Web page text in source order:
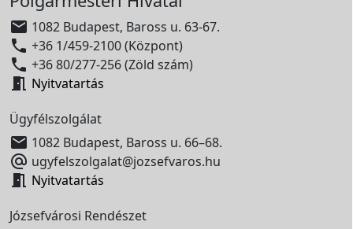
 1082 Budapest, Baross u. 63-67.
 +36 1/459-2100 (Központ)
 +36 80/277-256 (Zöld szám)
 Nyitvatartás
Ügyfélszolgálat
 1082 Budapest, Baross u. 66–68.
 ugyfelszolgalat@jozsefvaros.hu
 Nyitvatartás
Józsefvárosi Rendészet